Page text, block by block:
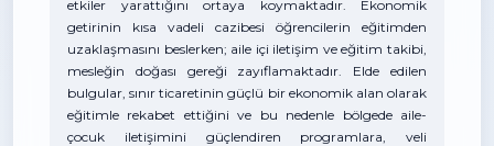
etkiler yarattığını ortaya koymaktadır. Ekonomik
getirinin kısa vadeli cazibesi öğrencilerin eğitimden
uzaklaşmasını beslerken; aile içi iletişim ve eğitim takibi,
mesleğin doğası gereği zayıflamaktadır. Elde edilen
bulgular, sınır ticaretinin güçlü bir ekonomik alan olarak
eğitimle rekabet ettiğini ve bu nedenle bölgede aile-
çocuk iletişimini güçlendiren programlara, veli